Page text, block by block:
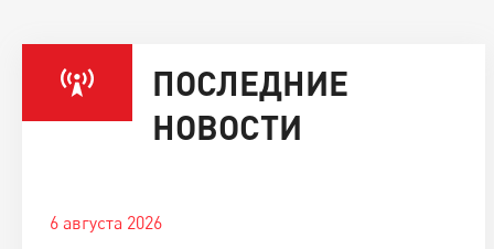
ПОСЛЕДНИЕ
НОВОСТИ
6 августа 2026